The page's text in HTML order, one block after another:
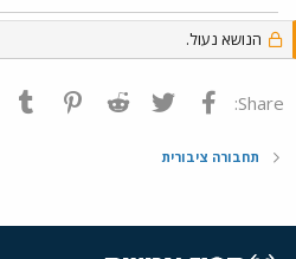
הנושא נעול.
Share: פייסבוק Twitter
Reddit
תחבורה ציבורית